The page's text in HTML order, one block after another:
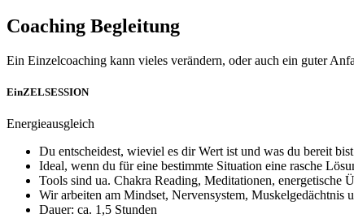
Coaching Begleitung
Ein Einzelcoaching kann vieles verändern, oder auch ein guter
EinZELSESSION
Energieausgleich
Du entscheidest, wieviel es dir Wert ist und was du bereit
Ideal, wenn du für eine bestimmte Situation eine rasche
Tools sind ua. Chakra Reading, Meditationen, energetische
Wir arbeiten am Mindset, Nervensystem, Muskelgedächtnis
Dauer: ca. 1,5 Stunden